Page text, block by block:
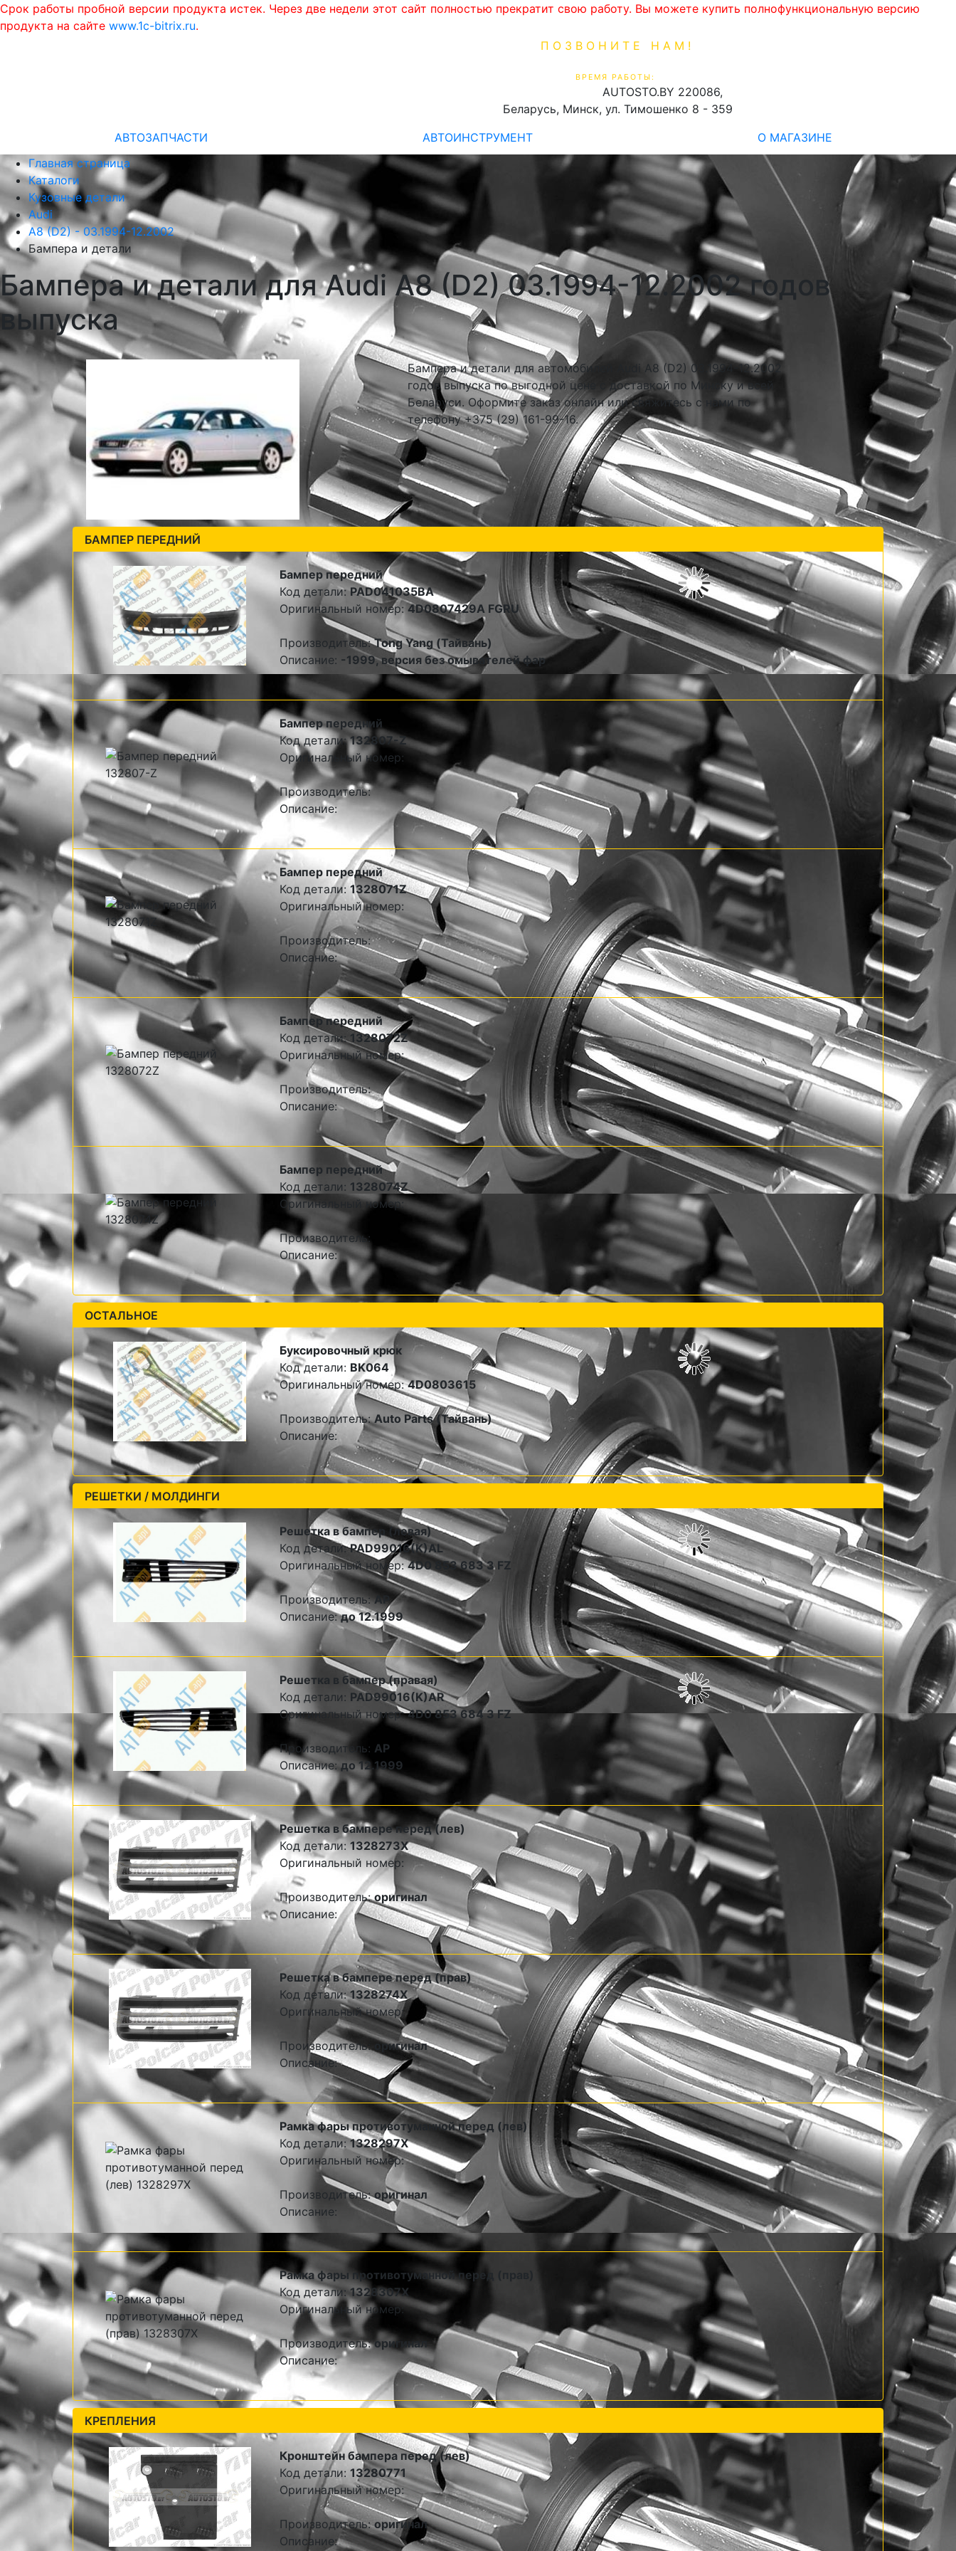
Срок работы пробной версии продукта истек. Через две недели этот сайт полностью прекратит свою работу. Вы можете купить полнофункциональную версию
продукта на сайте www.1c-bitrix.ru.
ПОЗВОНИТЕ НАМ!
ВРЕМЯ РАБОТЫ:
AUTOSTO.BY 220086,
Беларусь, Минск, ул. Тимошенко 8 - 359
АВТОЗАПЧАСТИ АВТОИНСТРУМЕНТ
О МАГАЗИНЕ
Главная страница
Каталоги
Кузовные детали
Audi
A8 (D2) - 03.1994-12.2002
Бампера и детали
Бампера и детали для Audi A8 (D2) 03.1994-12.2002 годов
выпуска
Бампера и детали для автомобилей Audi A8 (D2) 03.1994-12.2002
годов выпуска по выгодной цене с доставкой по Минску и всей
Беларуси. Оформите заказ онлайн или свяжитесь с нами по
телефону +375 (29) 161-99-16.
БАМПЕР ПЕРЕДНИЙ
Бампер передний
Код детали:PAD041035BA
Оригинальный номер: 4D0807429A FGRU
Производитель:Tong Yang (Тайвань)
Описание: -1999, версия без омывателей фар
Бампер передний
Код детали:132807-Z
Оригинальный номер:
Производитель:
Описание:
Бампер передний
Код детали:1328071Z
Оригинальный номер:
Производитель:
Описание:
Бампер передний
Код детали:1328072Z
Оригинальный номер:
Производитель:
Описание:
Бампер передний
Код детали: 1328074Z
Оригинальный номер:
Производитель:
Описание:
ОСТАЛЬНОЕ
Буксировочный крюк
Код детали: BK064
Оригинальный номер:4D0803615
Производитель:Auto Parts (Тайвань)
Описание:
РЕШЕТКИ / МОЛДИНГИ
Решетка в бампер (левая)
Код детали:PAD99016(K)AL
Оригинальный номер:4D0 853 683 3 FZ
Производитель:AP
Описание:до 12.1999
Решетка в бампер (правая)
Код детали: PAD99016(K)AR
Оригинальный номер:4D0 853 684 3 FZ
Производитель: AP
Описание: до 12.1999
Решетка в бампере перед (лев)
Код детали:1328273X
Оригинальный номер:
Производитель:оригинал
Описание:
Решетка в бампере перед (прав)
Код детали:1328274X
Оригинальный номер:
Производитель: оригинал
Описание:
Рамка фары противотуманной перед (лев)
Код детали:1328297X
Оригинальный номер:
Производитель:оригинал
Описание:
Рамка фары противотуманной перед (прав)
Код детали:1328307X
Оригинальный номер:
Производитель:оригинал
Описание:
КРЕПЛЕНИЯ
Кронштейн бампера перед (лев)
Код детали: 13280771
Оригинальный номер:
Производитель:оригинал
Описание: